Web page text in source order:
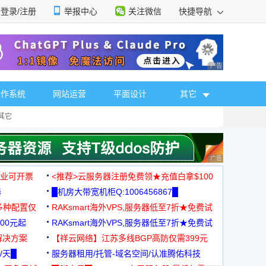
登录/注册 举报中心 关注微信 快捷导航
广告 商业广告，理
系统 网站运营 平面设计 其它
它
广告 商业广告，理
可开票
<推荐>云服务器注册免费领★充值白拿$100
█机房大带宽机柜Q:1006456867█
种配置仅
RAKsmart海外VPS,服务器低至7折★免费试
用★
元起
RAKsmart海外VPS,服务器低至7折★免费试
用★
决方案
【祥云网络】江苏多线BGP高防仅需399元
█
服务器租用/托管-域名空间/认准腾佑科技